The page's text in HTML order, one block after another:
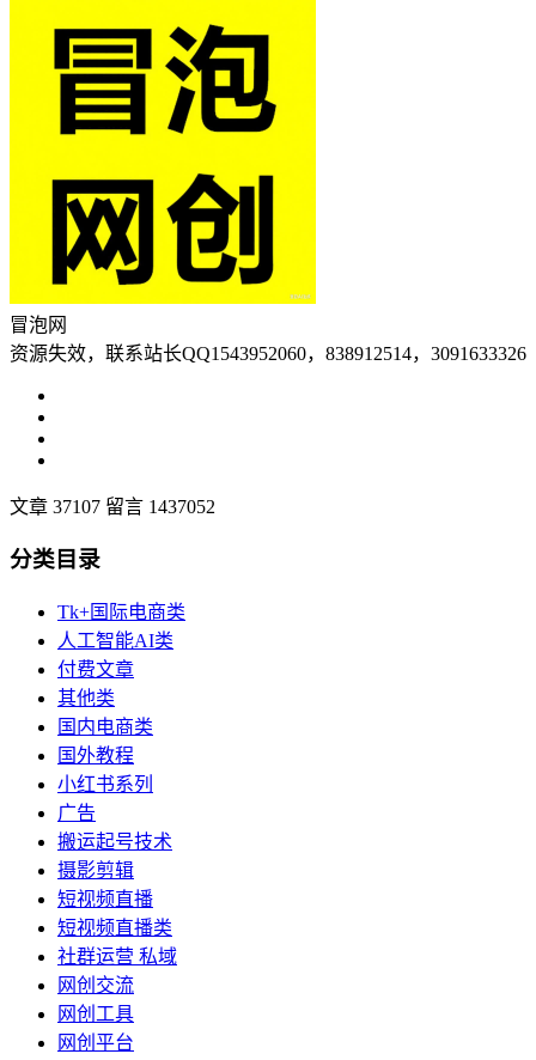
冒泡网
资源失效，联系站长QQ1543952060，838912514，3091633326
文章 37107 留言 1437052
分类目录
Tk+国际电商类
人工智能AI类
付费文章
其他类
国内电商类
国外教程
小红书系列
广告
搬运起号技术
摄影剪辑
短视频直播
短视频直播类
社群运营 私域
网创交流
网创工具
网创平台